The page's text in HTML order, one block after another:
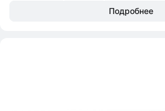
Подробнее